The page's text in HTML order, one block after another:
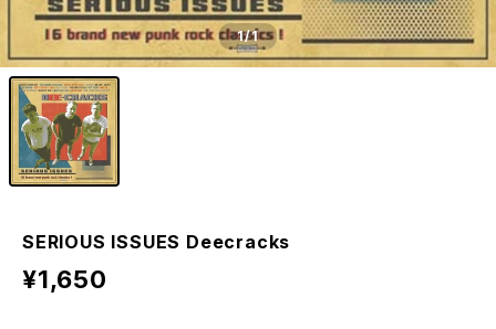
1/1
SERIOUS ISSUES Deecracks
¥1,650